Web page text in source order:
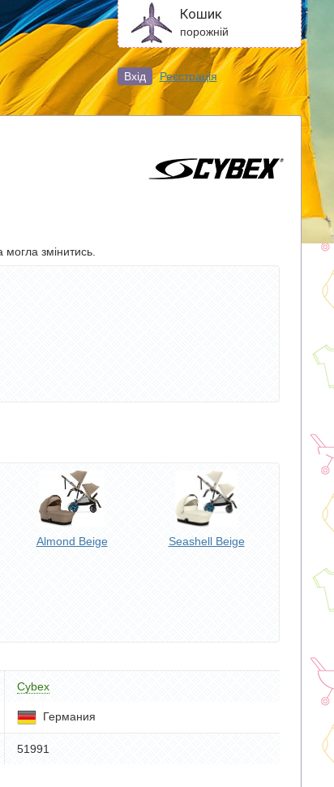
Кошик
порожній
Вхід Реєстрація
могла змінитись.
Almond Beige Seashell Beige
Cybex
Германия
51991